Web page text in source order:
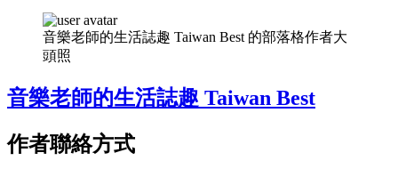
音樂老師的生活誌趣 Taiwan Best 的部落格作者大
頭照
音樂老師的生活誌趣 Taiwan Best
作者聯絡方式